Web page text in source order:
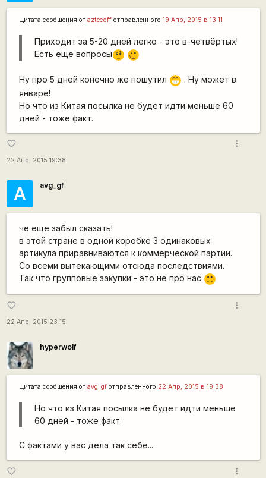
Цитата сообщения от aztecoffотправленного 19 Апр, 2015 в 13:11
Приходит за 5-20 дней легко - это в-четвёртых!
Есть ещё вопросы??? ,-)
Ну про 5 дней конечно же пошутил ;D . Ну может в
январе!
Но что из Китая посылка не будет идти меньше 60
дней - тоже факт.
favorite_border
22 Апр, 2015 19:38
more_vert
А avg_gf
че еще забыл сказать!
в этой стране в одной коробке 3 одинаковых
артикула приравниваются к коммерческой партии.
Со всеми вытекающими отсюда последствиями.
Так что групповые закупки - это не про нас
:(
favorite_border
22 Апр, 2015 23:15
more_vert
hyperwolf
Цитата сообщения от avg_gfотправленного 22 Апр, 2015 в 19:38
Но что из Китая посылка не будет идти меньше
60 дней - тоже факт.
С фактами у вас дела так себе...
favorite_border more_vert